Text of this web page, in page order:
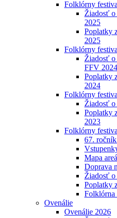
Folklórny
Žiadosť o
2025
Poplatky
2025
Folklórny
Žiadosť o
FFV 2024
Poplatky
2024
Folklórny
Žiadosť o
Poplatky
2023
Folklórny
67.
Mapa
Doprava
Žiadosť o
Poplatky
Folklórna
Ovenálie
Ovenálie 2026